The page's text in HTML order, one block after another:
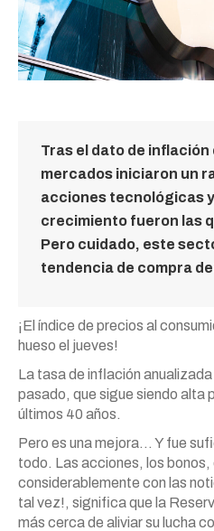
Tras el dato de
mercados iniciaron un
acciones tecnológicas
crecimiento fueron las
Pero cuidado, este
tendencia de compra
¡El índice de precios al
hueso el jueves!
La tasa de inflación
pasado, que sigue siendo alta
últimos 40 años.
Pero es una mejora… Y fue
todo. Las acciones, los
considerablemente con las
tal vez!, significa que la
más cerca de aliviar su lucha